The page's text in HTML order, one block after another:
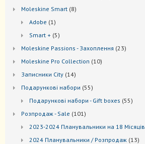
Моleskine Smart 88
Adobe 1 1
Smart + 55
Moleskine Passions - Захоплення 2323
Мoleskine Pro Collection 1010
Записники City 1414
Подарункові набори 5555
Подарункові набори - Gift boxes 5555
Розпродаж - Sale 101 101
2023-2024 Планувальники на 18 Місяців
2024 Планувальники / Розпродаж 1313